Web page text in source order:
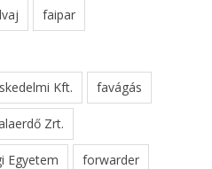
faipar
Kft. favágás
Zrt.
Egyetem forwarder